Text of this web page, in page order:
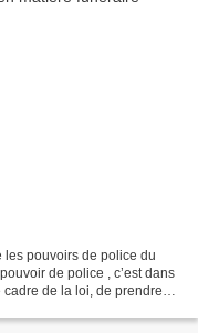
les pouvoirs de police du
de police , c’est dans
cadre de la loi, de prendre